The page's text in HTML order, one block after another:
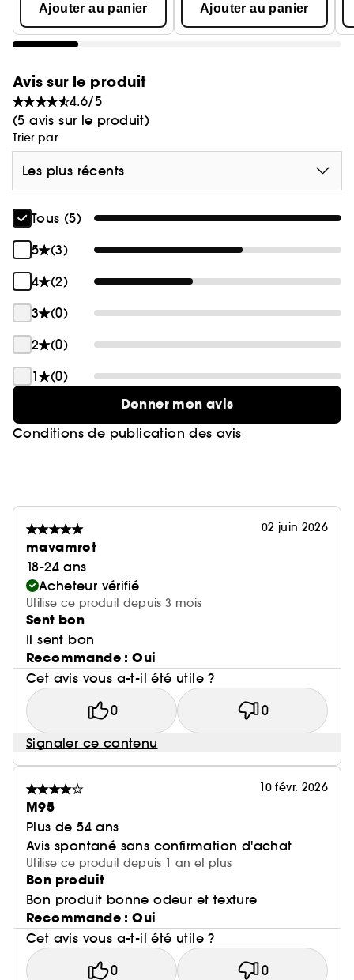
Ajouter au panier Ajouter au panier
Avis sur le produit
4.6/5
(5 avis sur le produit)
Trier par
Les plus récents
Tous (5)
5
(3)
4
(2)
3
(0)
2
(0)
1
(0)
Donner mon avis
Conditions de publication des avis
02 juin 2026
mavamrct
18-24 ans
Acheteur vérifié
Utilise ce produit depuis 3 mois
Sent bon
Il sent bon
Recommande : Oui
Cet avis vous a-t-il été utile ?
0 0
Signaler ce contenu
10 févr. 2026
M95
Plus de 54 ans
Avis spontané sans confirmation d'achat
Utilise ce produit depuis 1 an et plus
Bon produit
Bon produit bonne odeur et texture
Recommande : Oui
Cet avis vous a-t-il été utile ?
0 0